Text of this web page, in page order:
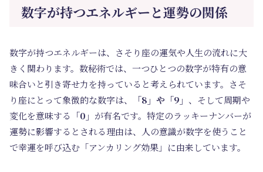
数字が持つエネルギーと運勢の関係
数字が持つエネルギーは、さそり座の運気や人生の流れに大
きく関わります。数秘術では、一つひとつの数字が特有の意
味合いと引き寄せ力を持っていると考えられています。さそ
り座にとって象徴的な数字は、
「8」や「9」 、そして周期や
変化を意味する
「0」 が有名です。特定のラッキーナンバーが
運勢に影響するとされる理由は、人の意識が数字を使うこと
で幸運を呼び込む「アンカリング効果」に由来しています。